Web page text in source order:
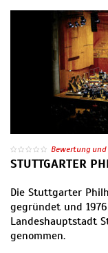
Bewertung und
STUTTGARTER
Die Stuttgarter
gegründet und
Landeshauptstadt
genommen.